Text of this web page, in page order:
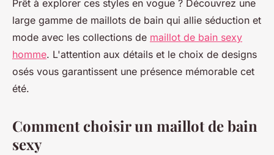
Prêt à explorer ces styles en vogue ? Découvrez une
large gamme de maillots de bain qui allie séduction et
mode avec les collections de maillot de bain sexy
homme. L'attention aux détails et le choix de designs
osés vous garantissent une présence mémorable cet
été.
Comment choisir un maillot de bain
sexy